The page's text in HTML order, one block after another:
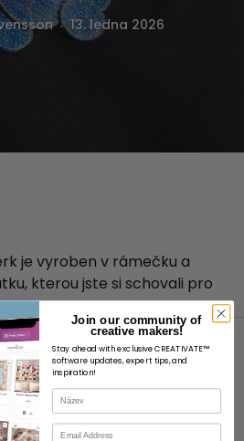
. 13. ledna 2026
je vyroben v rámečku a
kterou jste si schovali pro
Join our community of
creative makers!
Stay ahead with exclusive CREATIVATE™
software updates, expert tips, and
inspiration!
Název
E-mail